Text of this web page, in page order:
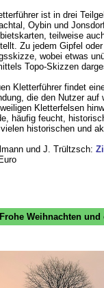
ist in drei
Oybin und
teilweise
Zu jedem Gipfel
wobei etwas
Topo-Skizzen
Kletterführer findet
die den Nutzer auf
Kletterfelsen
häufig feucht,
historischen und
und J. Trültzsch:
Frohe Weihnachten